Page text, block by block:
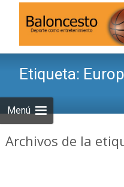
Menú
Etiqueta:
Archivos de la